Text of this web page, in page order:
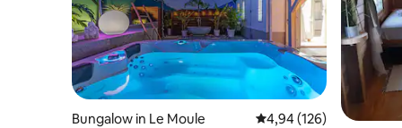
Bungalow in Le Moule Gemiddelde
4,94 (126)